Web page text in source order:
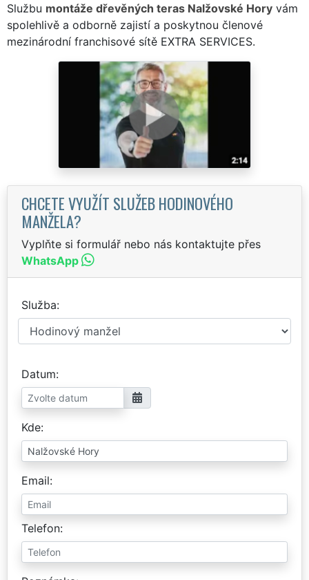
Službu montáže dřevěných teras Nalžovské Hory vám
spolehlivě a odborně zajistí a poskytnou členové
mezinárodní franchisové sítě EXTRA SERVICES.
CHCETE VYUŽÍT SLUŽEB HODINOVÉHO
MANŽELA?
Vyplňte si formulář nebo nás kontaktujte přes
WhatsApp
Služba
Datum
Kde
Email
Telefon